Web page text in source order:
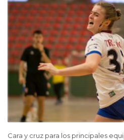
Cara y cruz para los principales